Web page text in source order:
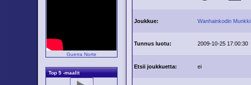
Guerra Norte
Top 5 -maalit
Joukkue: Wanhainkodin Munkki
Tunnus luotu: 2009-10-25 17:00:30
Etsii joukkuetta: ei